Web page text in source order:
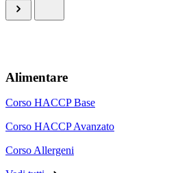
Alimentare
Corso HACCP Base
Corso HACCP Avanzato
Corso Allergeni